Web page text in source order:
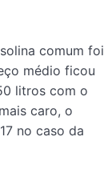
comum foi
médio ficou
litros com o
caro, o
no caso da